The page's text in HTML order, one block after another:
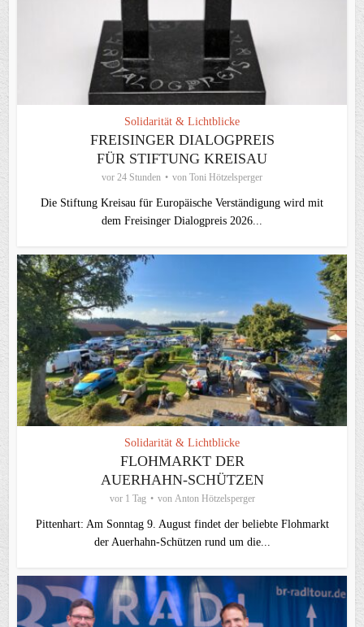
Solidarität & Lichtblicke
FREISINGER DIALOGPREIS
FÜR STIFTUNG KREISAU
vor 24 Stunden von Toni Hötzelsperger
Die Stiftung Kreisau für Europäische Verständigung wird mit
dem Freisinger Dialogpreis 2026...
Solidarität & Lichtblicke
FLOHMARKT DER
AUERHAHN-SCHÜTZEN
vor 1 Tag von Anton Hötzelsperger
Pittenhart: Am Sonntag 9. August findet der beliebte Flohmarkt
der Auerhahn-Schützen rund um die...